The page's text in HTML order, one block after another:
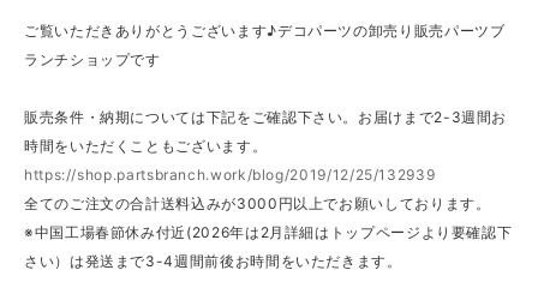
ご覧いただきありがとうございます♪デコパーツの卸売り販売パーツブ
ランチショップです
販売条件・納期については下記をご確認下さい。お届けまで2-3週間お
時間をいただくこともございます。
https://shop.partsbranch.work/blog/2019/12/25/132939
全てのご注文の合計送料込みが3000円以上でお願いしております。
※中国工場春節休み付近(2026年は2月詳細はトップページより要確認下
さい）は発送まで3-4週間前後お時間をいただきます。